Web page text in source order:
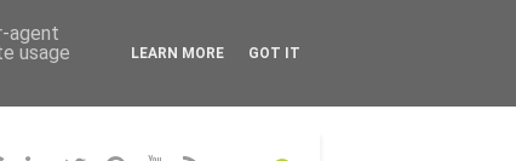
agent
usage
LEARN MORE GOT IT